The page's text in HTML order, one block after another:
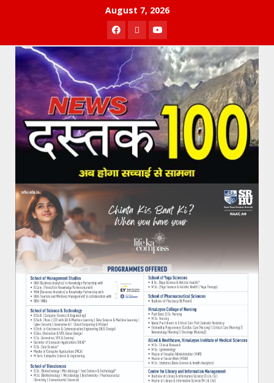
August 7, 2026
Facebook
TwitterYoutube